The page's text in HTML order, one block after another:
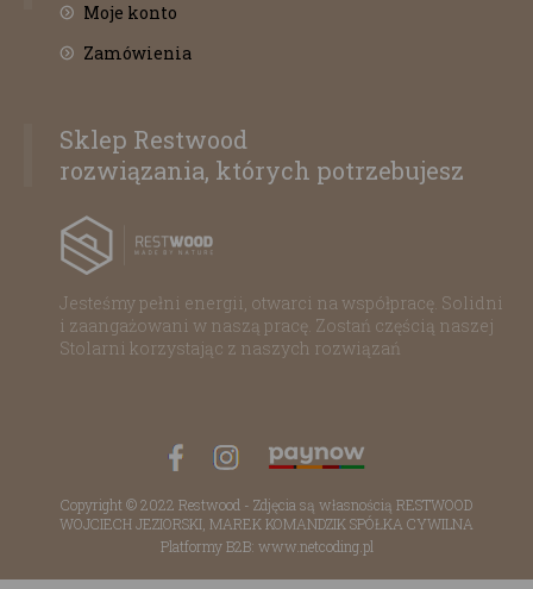
Moje konto
Zamówienia
Sklep Restwood
rozwiązania, których potrzebujesz
Jesteśmy pełni energii, otwarci na współpracę. Solidni
i zaangażowani w naszą pracę. Zostań częścią naszej
Stolarni korzystając z naszych rozwiązań
Copyright © 2022 Restwood - Zdjęcia są własnością RESTWOOD
WOJCIECH JEZIORSKI, MAREK KOMANDZIK SPÓŁKA CYWILNA
Platformy B2B: www.netcoding.pl